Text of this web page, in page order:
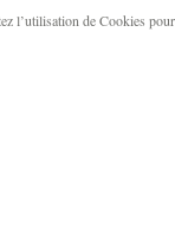
l’utilisation de Cookies